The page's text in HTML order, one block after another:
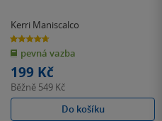
Kerri Maniscalco
4.7
z
5
hvězdiček
pevná vazba
199 Kč
Běžně 549 Kč
Do košíku